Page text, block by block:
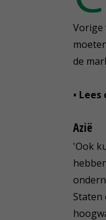
Vorige
de
• Lees
Azië
'Ook
Staten